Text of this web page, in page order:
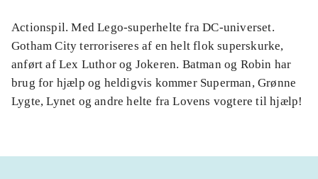
Actionspil. Med Lego-superhelte fra DC-universet.
Gotham City terroriseres af en helt flok superskurke,
anført af Lex Luthor og Jokeren. Batman og Robin har
brug for hjælp og heldigvis kommer Superman, Grønne
Lygte, Lynet og andre helte fra Lovens vogtere til hjælp!